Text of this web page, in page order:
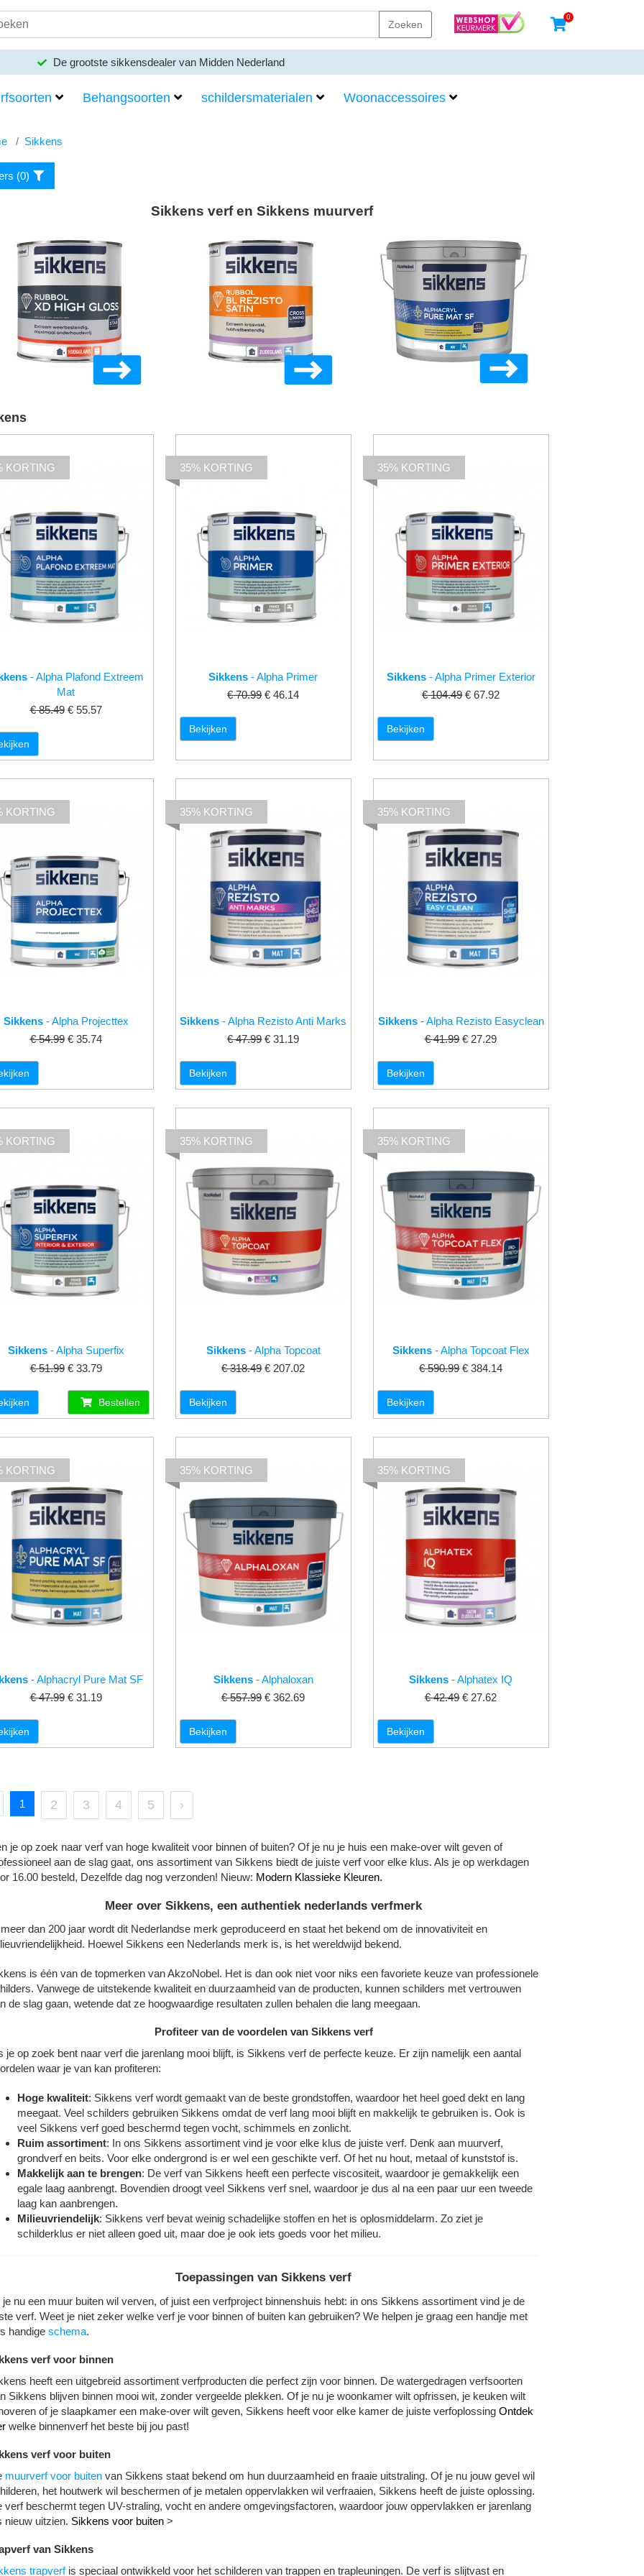
Zoeken
0
Meer dan 100 merken verf en behang
De grootste sikkensdealer van Midden Nederland
Behangsoorten schildersmaterialen Woonaccessoires
Sikkens
(0)
Sikkens verf en Sikkens muurverf
- Alpha Plafond Extreem
Mat
€ 85.49 € 55.57
KORTING
Sikkens - Alpha Primer
€ 70.99 € 46.14
35% KORTING
Bekijken
Sikkens- Alpha Primer Exterior
€ 104.49 € 67.92
35% KORTING
Bekijken
Sikkens- Alpha Projecttex
€ 54.99 € 35.74
KORTING
Sikkens - Alpha Rezisto Anti Marks
€ 47.99 € 31.19
35% KORTING
Bekijken
Sikkens- Alpha Rezisto Easyclean
€ 41.99 € 27.29
35% KORTING
Bekijken
Sikkens- Alpha Superfix
€ 51.99 € 33.79
KORTING
Bestellen
Sikkens- Alpha Topcoat
€ 318.49 € 207.02
35% KORTING
Bekijken
Sikkens- Alpha Topcoat Flex
€ 590.99 € 384.14
35% KORTING
Bekijken
- Alphacryl Pure Mat SF
€ 47.99 € 31.19
KORTING
Sikkens- Alphaloxan
€ 557.99 € 362.69
35% KORTING
Bekijken
Sikkens - Alphatex IQ
€ 42.49 € 27.62
35% KORTING
Bekijken
1 2 3 4 5 ›
je op zoek naar verf van hoge kwaliteit voor binnen of buiten? Of je nu je huis een make-over wilt geven of
aan de slag gaat, ons assortiment van Sikkens biedt de juiste verf voor elke klus. Als je op werkdagen
16.00 besteld, Dezelfde dag nog verzonden! Nieuw: Modern Klassieke Kleuren.
Meer over Sikkens, een authentiek nederlands verfmerk
dan 200 jaar wordt dit Nederlandse merk geproduceerd en staat het bekend om de innovativiteit en
Hoewel Sikkens een Nederlands merk is, is het wereldwijd bekend.
is één van de topmerken van AkzoNobel. Het is dan ook niet voor niks een favoriete keuze van professionele
Vanwege de uitstekende kwaliteit en duurzaamheid van de producten, kunnen schilders met vertrouwen
de slag gaan, wetende dat ze hoogwaardige resultaten zullen behalen die lang meegaan.
Profiteer van de voordelen van Sikkens verf
je op zoek bent naar verf die jarenlang mooi blijft, is Sikkens verf de perfecte keuze. Er zijn namelijk een aantal
waar je van kan profiteren:
Hoge kwaliteit: Sikkens verf wordt gemaakt van de beste grondstoffen, waardoor het heel goed dekt en lang
meegaat. Veel schilders gebruiken Sikkens omdat de verf lang mooi blijft en makkelijk te gebruiken is. Ook is
veel Sikkens verf goed beschermd tegen vocht, schimmels en zonlicht.
Ruim assortiment: In ons Sikkens assortiment vind je voor elke klus de juiste verf. Denk aan muurverf,
grondverf en beits. Voor elke ondergrond is er wel een geschikte verf. Of het nu hout, metaal of kunststof is.
Makkelijk aan te brengen: De verf van Sikkens heeft een perfecte viscositeit, waardoor je gemakkelijk een
egale laag aanbrengt. Bovendien droogt veel Sikkens verf snel, waardoor je dus al na een paar uur een tweede
laag kan aanbrengen.
Milieuvriendelijk: Sikkens verf bevat weinig schadelijke stoffen en het is oplosmiddelarm. Zo ziet je
schilderklus er niet alleen goed uit, maar doe je ook iets goeds voor het milieu.
Toepassingen van Sikkens verf
je nu een muur buiten wil verven, of juist een verfproject binnenshuis hebt: in ons Sikkens assortiment vind je de
verf. Weet je niet zeker welke verf je voor binnen of buiten kan gebruiken? We helpen je graag een handje met
handige schema.
verf voor binnen
heeft een uitgebreid assortiment verfproducten die perfect zijn voor binnen. De watergedragen verfsoorten
Sikkens blijven binnen mooi wit, zonder vergeelde plekken. Of je nu je woonkamer wilt opfrissen, je keuken wilt
of je slaapkamer een make-over wilt geven, Sikkens heeft voor elke kamer de juiste verfoplossing Ontdek
welke binnenverf het beste bij jou past!
verf voor buiten
muurverf voor buiten van Sikkens staat bekend om hun duurzaamheid en fraaie uitstraling. Of je nu jouw gevel wil
het houtwerk wil beschermen of je metalen oppervlakken wil verfraaien, Sikkens heeft de juiste oplossing.
verf beschermt tegen UV-straling, vocht en andere omgevingsfactoren, waardoor jouw oppervlakken er jarenlang
nieuw uitzien. Sikkens voor buiten >
van Sikkens
trapverfis speciaal ontwikkeld voor het schilderen van trappen en trapleuningen. De verf is slijtvast en